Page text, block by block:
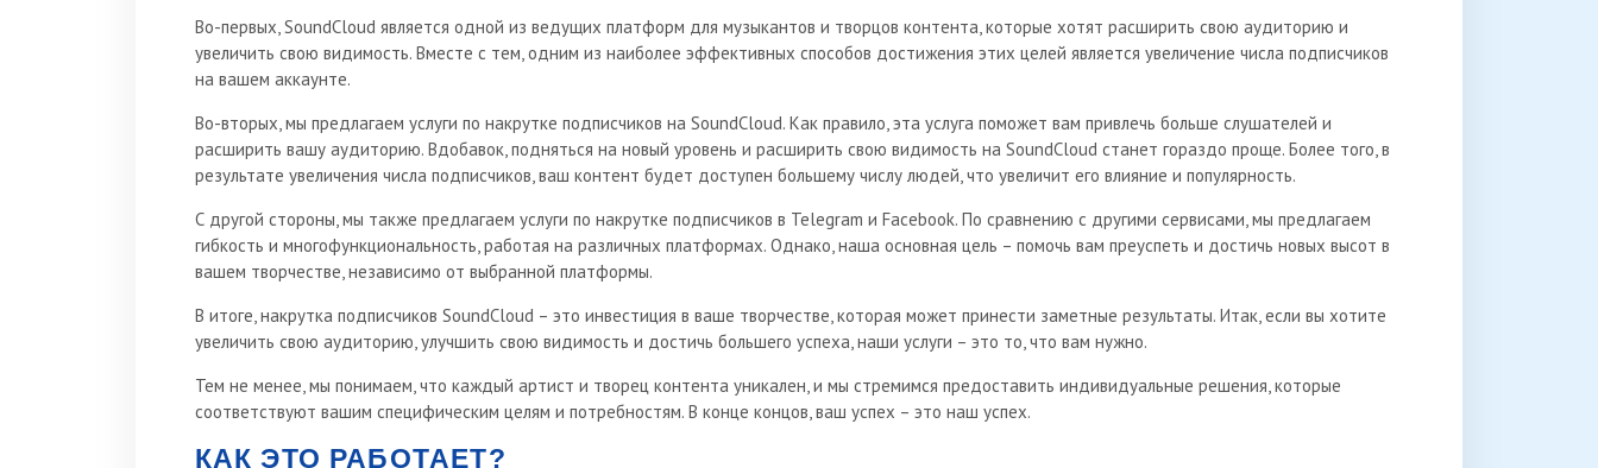
Во-первых, SoundCloud является одной из ведущих платформ для музыкантов и творцов контента, которые хотят расширить свою аудиторию и
увеличить свою видимость. Вместе с тем, одним из наиболее эффективных способов достижения этих целей является увеличение числа подписчиков
на вашем аккаунте.
Во-вторых, мы предлагаем услуги по накрутке подписчиков на SoundCloud. Как правило, эта услуга поможет вам привлечь больше слушателей и
расширить вашу аудиторию. Вдобавок, подняться на новый уровень и расширить свою видимость на SoundCloud станет гораздо проще. Более того, в
результате увеличения числа подписчиков, ваш контент будет доступен большему числу людей, что увеличит его влияние и популярность.
С другой стороны, мы также предлагаем услуги по накрутке подписчиков в Telegram и Facebook. По сравнению с другими сервисами, мы предлагаем
гибкость и многофункциональность, работая на различных платформах. Однако, наша основная цель – помочь вам преуспеть и достичь новых высот в
вашем творчестве, независимо от выбранной платформы.
В итоге, накрутка подписчиков SoundCloud – это инвестиция в ваше творчестве, которая может принести заметные результаты. Итак, если вы хотите
увеличить свою аудиторию, улучшить свою видимость и достичь большего успеха, наши услуги – это то, что вам нужно.
Тем не менее, мы понимаем, что каждый артист и творец контента уникален, и мы стремимся предоставить индивидуальные решения, которые
соответствуют вашим специфическим целям и потребностям. В конце концов, ваш успех – это наш успех.
КАК ЭТО РАБОТАЕТ?